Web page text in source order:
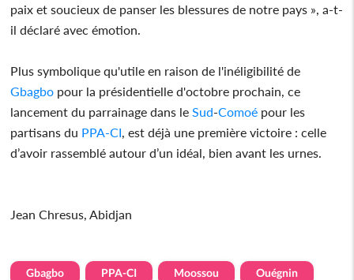
paix et soucieux de panser les blessures de notre pays », a-t-
il déclaré avec émotion.
Plus symbolique qu'utile en raison de l'inéligibilité de
Gbagbo pour la présidentielle d'octobre prochain, ce
lancement du parrainage dans le Sud-Comoé pour les
partisans du PPA-CI , est déjà une première victoire : celle
d’avoir rassemblé autour d’un idéal, bien avant les urnes.
Jean Chresus, Abidjan
Gbagbo PPA-CI Moossou Ouégnin